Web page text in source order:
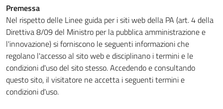
Premessa
Nel rispetto delle Linee guida per i siti web della PA (art. 4 della
Direttiva 8/09 del Ministro per la pubblica amministrazione e
l'innovazione) si forniscono le seguenti informazioni che
regolano l'accesso al sito web e disciplinano i termini e le
condizioni d'uso del sito stesso. Accedendo e consultando
questo sito, il visitatore ne accetta i seguenti termini e
condizioni d'uso.